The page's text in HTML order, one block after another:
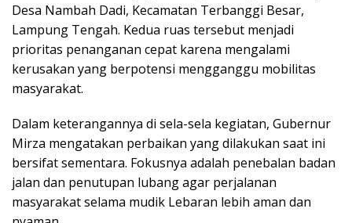
Desa Nambah Dadi, Kecamatan Terbanggi Besar,
Lampung Tengah. Kedua ruas tersebut menjadi
prioritas penanganan cepat karena mengalami
kerusakan yang berpotensi mengganggu mobilitas
masyarakat.
Dalam keterangannya di sela-sela kegiatan, Gubernur
Mirza mengatakan perbaikan yang dilakukan saat ini
bersifat sementara. Fokusnya adalah penebalan badan
jalan dan penutupan lubang agar perjalanan
masyarakat selama mudik Lebaran lebih aman dan